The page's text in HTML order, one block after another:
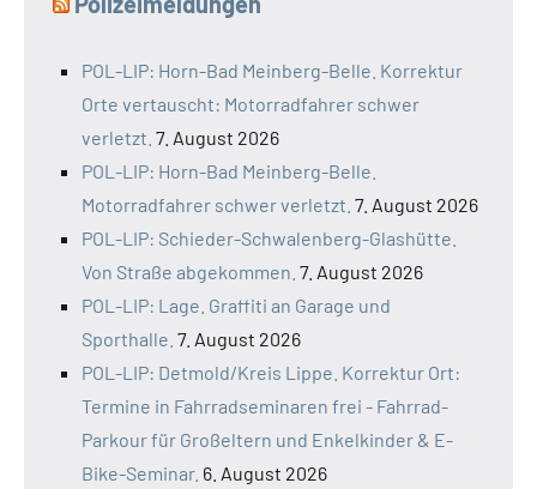
POL-LIP: Horn-Bad Meinberg-Belle. Korrektur
Orte vertauscht: Motorradfahrer schwer
verletzt. 7. August 2026
POL-LIP: Horn-Bad Meinberg-Belle.
Motorradfahrer schwer verletzt. 7. August 2026
POL-LIP: Schieder-Schwalenberg-Glashütte.
Von Straße abgekommen. 7. August 2026
POL-LIP: Lage. Graffiti an Garage und
Sporthalle. 7. August 2026
POL-LIP: Detmold/Kreis Lippe. Korrektur Ort:
Termine in Fahrradseminaren frei - Fahrrad-
Parkour für Großeltern und Enkelkinder & E-
Bike-Seminar. 6. August 2026